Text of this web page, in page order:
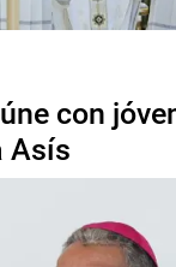
con
Asís